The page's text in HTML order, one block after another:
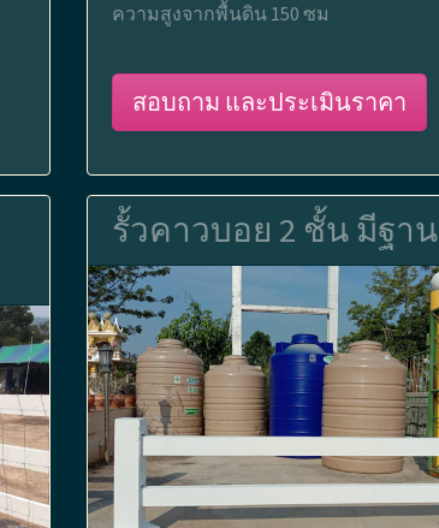
ความสูงจากพื้นดิน 150 ซม
สอบถาม และประเมินราคา
รั้วคาวบอย 2 ชั้น มีฐาน